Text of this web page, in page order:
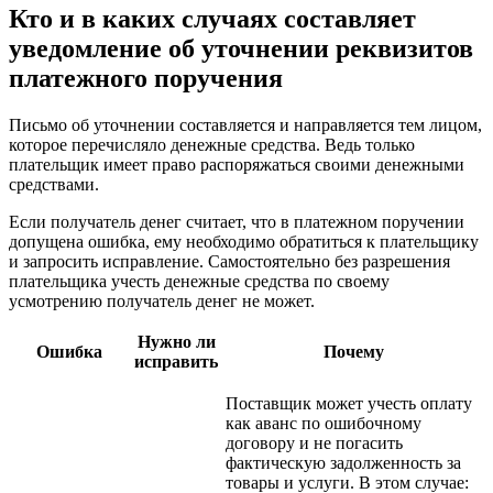
Кто и в каких случаях составляет
уведомление об уточнении реквизитов
платежного поручения
Письмо об уточнении составляется и направляется тем лицом,
которое перечисляло денежные средства. Ведь только
плательщик имеет право распоряжаться своими денежными
средствами.
Если получатель денег считает, что в платежном поручении
допущена ошибка, ему необходимо обратиться к плательщику
и запросить исправление. Самостоятельно без разрешения
плательщика учесть денежные средства по своему
усмотрению получатель денег не может.
Ошибка
Нужно ли
исправить
Почему
Поставщик может учесть оплату
как аванс по ошибочному
договору и не погасить
фактическую задолженность за
товары и услуги. В этом случае: